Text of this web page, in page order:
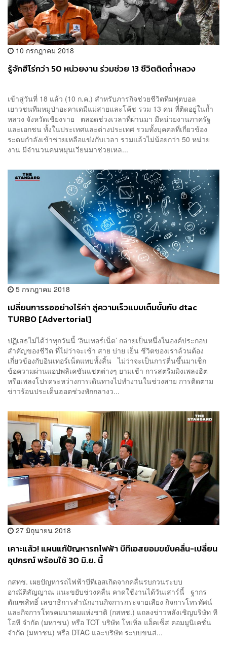
10 กรกฎาคม 2018
รู้จักฮีโร่กว่า 50 หน่วยงาน ร่วมช่วย 13 ชีวิตติดถ้ำหลวง
เข้าสู่วันที่ 18 แล้ว (10 ก.ค.) สำหรับภารกิจช่วยชีวิตทีมฟุตบอล
เยาวชนทีมหมูป่าอะคาเดมีแม่สายและโค้ช รวม 13 คน ที่ติดอยู่ในถ้ำ
หลวง จังหวัดเชียงราย ตลอดช่วงเวลาที่ผ่านมา มีหน่วยงานภาครัฐ
และเอกชน ทั้งในประเทศและต่างประเทศ รวมทั้งบุคคลที่เกี่ยวข้อง
ระดมกำลังเข้าช่วยเหลือแข่งกับเวลา รวมแล้วไม่น้อยกว่า 50 หน่วย
งาน มีจำนวนคนหมุนเวียนมาช่วยเหล...
5 กรกฎาคม 2018
เปลี่ยนการรออย่างไร้ค่า สู่ความเร็วแบบเต็มขั้นกับ dtac
TURBO [Advertorial]
ปฏิเสธไม่ได้ว่าทุกวันนี้ ‘อินเทอร์เน็ต’ กลายเป็นหนึ่งในองค์ประกอบ
สำคัญของชีวิต ที่ไม่ว่าจะเช้า สาย บ่าย เย็น ชีวิตของเราล้วนต้อง
เกี่ยวข้องกับอินเทอร์เน็ตแทบทั้งสิ้น ไม่ว่าจะเป็นการตื่นขึ้นมาเช็ก
ข้อความผ่านแอปพลิเคชันแชตต่างๆ ยามเช้า การสตรีมมิงเพลงฮิต
หรือเพลงโปรดระหว่างการเดินทางไปทำงานในช่วงสาย การติดตาม
ข่าวร้อนประเด็นฮอตช่วงพักกลางว...
27 มิถุนายน 2018
เคาะแล้ว! แผนแก้ปัญหารถไฟฟ้า บีทีเอสยอมขยับคลื่น-เปลี่ยน
อุปกรณ์ พร้อมใช้ 30 มิ.ย. นี้
กสทช. เผยปัญหารถไฟฟ้าบีทีเอสเกิดจากคลื่นรบกวนระบบ
อาณัติสัญญาณ แนะขยับช่วงคลื่น คาดใช้งานได้วันเสาร์นี้ ฐากร
ตัณฑสิทธิ์ เลขาธิการสำนักงานกิจการกระจายเสียง กิจการโทรทัศน์
และกิจการโทรคมนาคมแห่งชาติ (กสทช.) แถลงข่าวหลังเชิญบริษัท ที
โอที จำกัด (มหาชน) หรือ TOT บริษัท โทเทิ่ล แอ็คเซ็ส คอมมูนิเคชั่น
จำกัด (มหาชน) หรือ DTAC และบริษัท ระบบขนส่...